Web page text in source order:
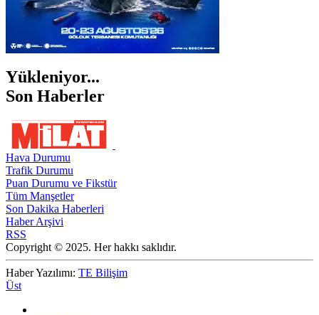
Yükleniyor...
Son Haberler
Hava Durumu
Trafik Durumu
Puan Durumu ve Fikstür
Tüm Manşetler
Son Dakika Haberleri
Haber Arşivi
RSS
Copyright © 2025. Her hakkı saklıdır.
Haber Yazılımı: TE Bilişim
Üst